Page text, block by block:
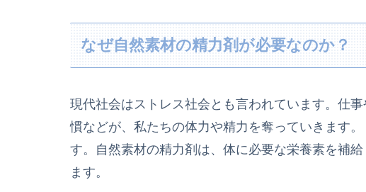
なぜ自然素材の精力剤が必要なのか？
現代社会はストレス社会とも言われています。仕
慣などが、私たちの体力や精力を奪っていきます
す。自然素材の精力剤は、体に必要な栄養素を補
ます。